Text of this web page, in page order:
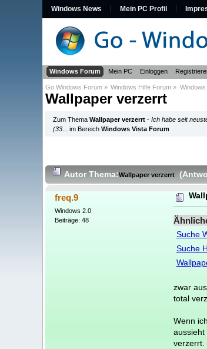
Windows News Mein PC Profil
Windows Forum Mein PC Einloggen
Go Windows Forum » Windows Hilfe Forum »
Wallpaper verzerrt
Zum ThemaWallpaper verzerrt -Ich habe seit
(33 ... im BereichWindows Vista Forum
AutorThema:Wallpaper verzerrt
freq.9
Windows 2.0
Beiträge: 48
Suche
Suche
zwar
total
Wenn
aussieht
verzerrt.